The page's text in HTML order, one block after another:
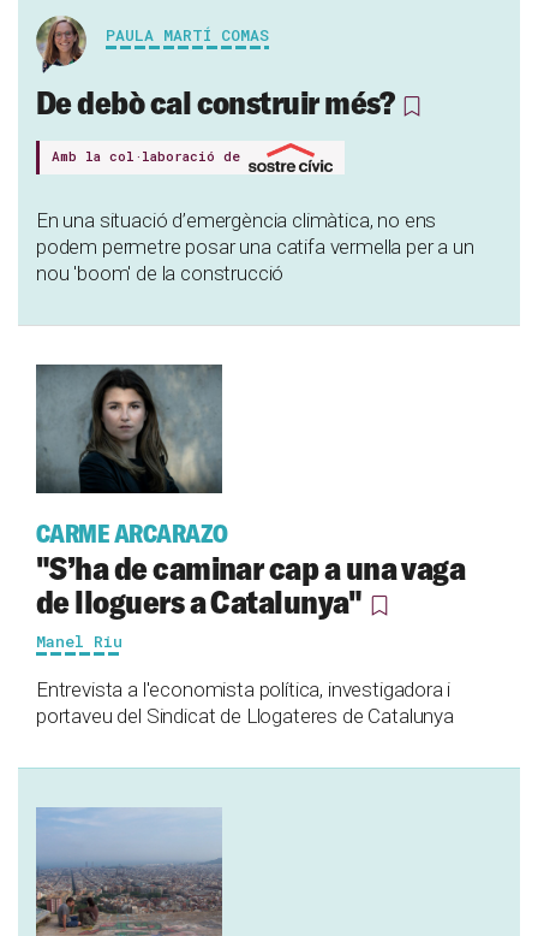
PAULA MARTÍ COMAS
De debò cal construir més?
Amb la col·laboració de
En una situació d’emergència climàtica, no ens
podem permetre posar una catifa vermella per a un
nou 'boom' de la construcció
CARME ARCARAZO
"S’ha de caminar cap a una vaga
de lloguers a Catalunya"
Manel Riu
Entrevista a l'economista política, investigadora i
portaveu del Sindicat de Llogateres de Catalunya